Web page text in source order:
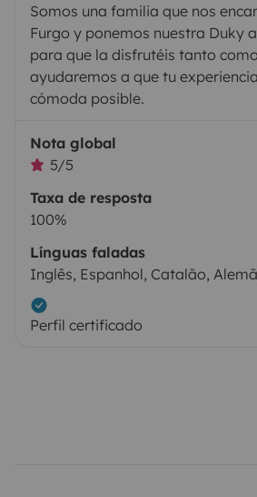
Somos una familia que nos
Furgo y ponemos nuestra Duky
para que la disfrutéis tanto
ayudaremos a que tu
cómoda posible.
Nota global
5/5
Taxa de resposta
100%
Línguas faladas
Inglês, Espanhol, Catalão,
Perfil certificado